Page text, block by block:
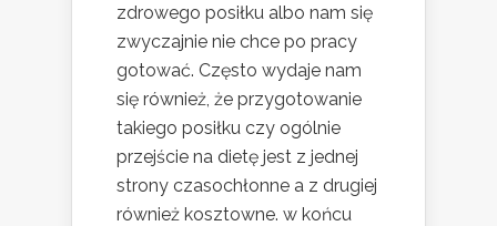
zdrowego posiłku albo nam się
zwyczajnie nie chce po pracy
gotować. Często wydaje nam
się również, że przygotowanie
takiego posiłku czy ogólnie
przejście na dietę jest z jednej
strony czasochłonne a z drugiej
również kosztowne. w końcu